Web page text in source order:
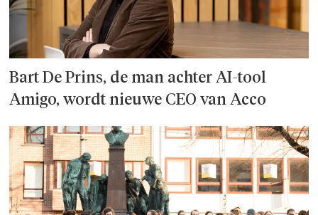
Bart De Prins, de man achter AI-tool
Amigo, wordt nieuwe CEO van Acco